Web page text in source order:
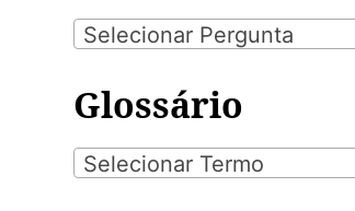
Selecionar Pergunta
Glossário
Selecionar Termo